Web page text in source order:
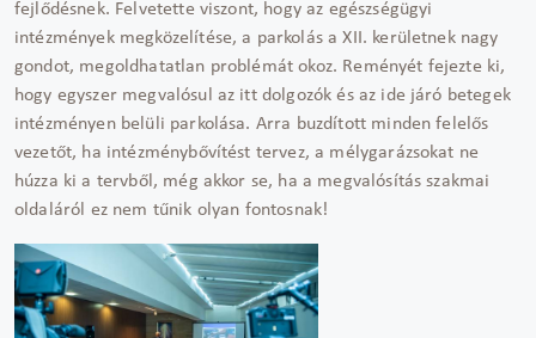
fejlődésnek. Felvetette viszont, hogy az egészségügyi
intézmények megközelítése, a parkolás a XII. kerületnek nagy
gondot, megoldhatatlan problémát okoz. Reményét fejezte ki,
hogy egyszer megvalósul az itt dolgozók és az ide járó betegek
intézményen belüli parkolása. Arra buzdított minden felelős
vezetőt, ha intézménybővítést tervez, a mélygarázsokat ne
húzza ki a tervből, még akkor se, ha a megvalósítás szakmai
oldaláról ez nem tűnik olyan fontosnak!